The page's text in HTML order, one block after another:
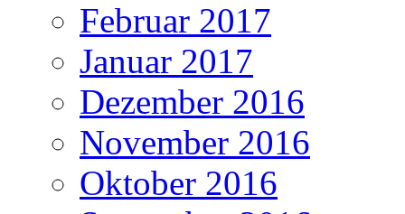
Februar 2017
Januar 2017
Dezember 2016
November 2016
Oktober 2016